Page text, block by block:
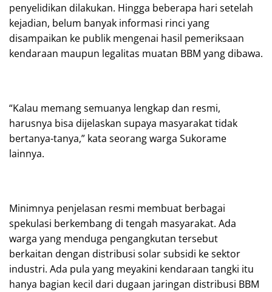
penyelidikan dilakukan. Hingga beberapa hari setelah
kejadian, belum banyak informasi rinci yang
disampaikan ke publik mengenai hasil pemeriksaan
kendaraan maupun legalitas muatan BBM yang dibawa.
“Kalau memang semuanya lengkap dan resmi,
harusnya bisa dijelaskan supaya masyarakat tidak
bertanya-tanya,” kata seorang warga Sukorame
lainnya.
Minimnya penjelasan resmi membuat berbagai
spekulasi berkembang di tengah masyarakat. Ada
warga yang menduga pengangkutan tersebut
berkaitan dengan distribusi solar subsidi ke sektor
industri. Ada pula yang meyakini kendaraan tangki itu
hanya bagian kecil dari dugaan jaringan distribusi BBM